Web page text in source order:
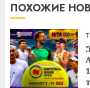
ПОХОЖИЕ